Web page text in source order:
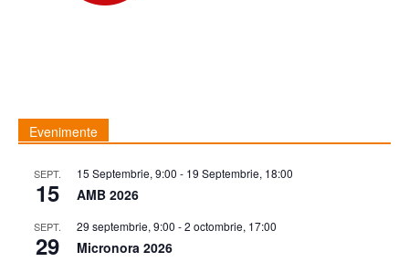
Evenimente
SEPT.
15
15 Septembrie, 9:00 - 19 Septembrie, 18:00
AMB 2026
SEPT.
29
29 septembrie, 9:00 -2 octombrie, 17:00
Micronora 2026